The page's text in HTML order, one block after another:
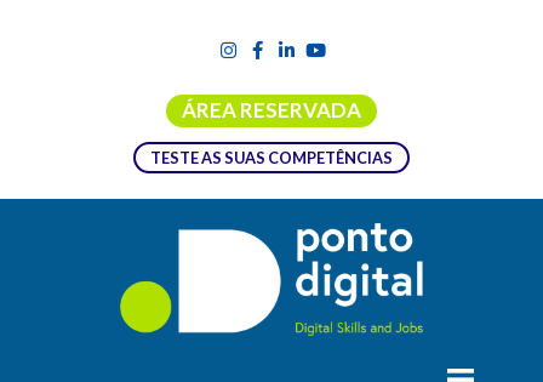
ÁREA RESERVADA
TESTE AS SUAS COMPETÊNCIAS